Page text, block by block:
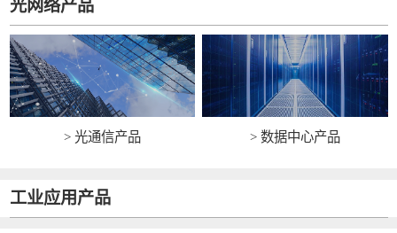
光网络产品
> 光通信产品 > 数据中心产品
工业应用产品